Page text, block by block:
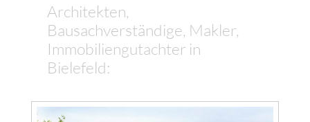
Architekten,
Bausachverständige, Makler,
Immobiliengutachter in
Bielefeld: